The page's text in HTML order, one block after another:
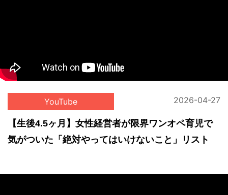
YouTube 2026-04-27
【生後4.5ヶ月】女性経営者が限界ワンオペ育児で
気がついた「絶対やってはいけないこと」リスト